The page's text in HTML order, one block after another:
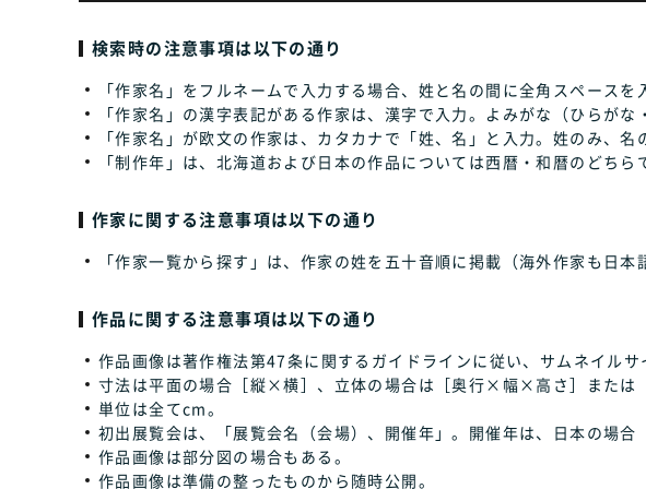
検索時の注意事項は以下の通り
「作家名」をフルネームで入力する場合、姓と名の間に全角スペースを
「作家名」の漢字表記がある作家は、漢字で入力。よみがな（ひらがな
「作家名」が欧文の作家は、カタカナで「姓、名」と入力。姓のみ、名
「制作年」は、北海道および日本の作品については西暦・和暦のどち
作家に関する注意事項は以下の通り
「作家一覧から探す」は、作家の姓を五十音順に掲載（海外作家も日本
作品に関する注意事項は以下の通り
作品画像は著作権法第47条に関するガイドラインに従い、サムネイル
寸法は平面の場合［縦×横］、立体の場合は［奥行×幅×高さ］または
単位は全てcm。
初出展覧会は、「展覧会名（会場）、開催年」。開催年は、日本の場合
作品画像は部分図の場合もある。
作品画像は準備の整ったものから随時公開。